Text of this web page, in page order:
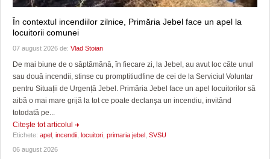
În contextul incendiilor zilnice, Primăria Jebel face un apel la
locuitorii comunei
07 august 2026 de: Vlad Stoian
De mai biune de o săptămână, în fiecare zi, la Jebel, au avut loc câte unul
sau două incendii, stinse cu promptitiudfine de cei de la Serviciul Voluntar
pentru Situații de Urgență Jebel. Primăria Jebel face un apel locuitorilor să
aibă o mai mare grijă la tot ce poate declanşa un incendiu, invitând
totodată pe...
Citeşte tot articolul
Etichete: apel incendii locuitori primaria jebel SVSU
06 august 2026